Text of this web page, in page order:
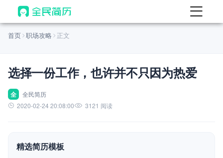
首页
AI 生成简历
AI 优化简历
AI 翻译简历
AI 模拟面试
首页 职场攻略 正文
选择一份工作，也许并不只因为热爱
全
全民简历
2020-02-24 20:08:00
3121 阅读
精选简历模板